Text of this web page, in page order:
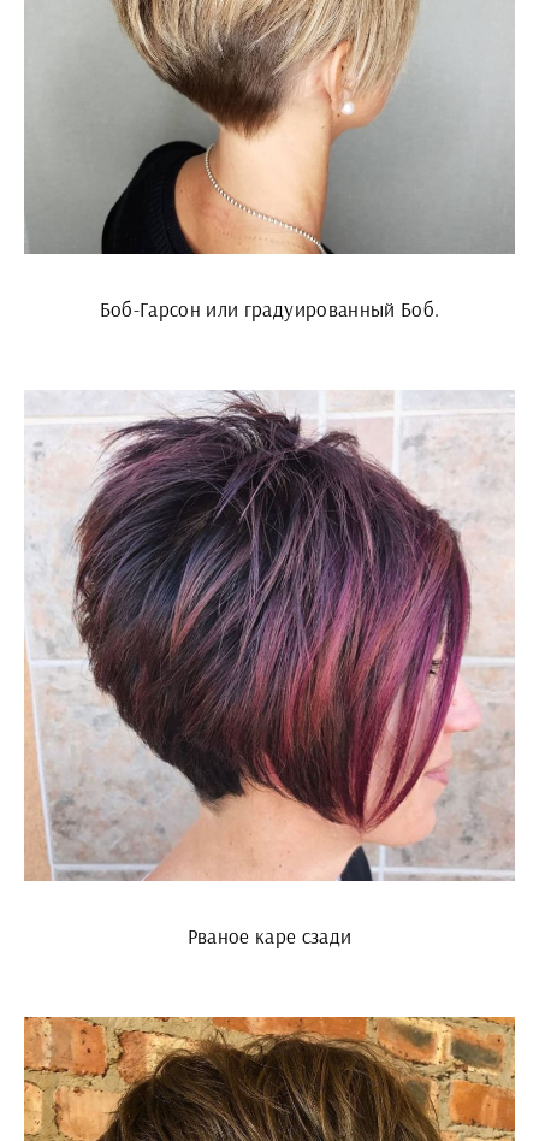
Боб-Гарсон или градуированный Боб.
Рваное каре сзади